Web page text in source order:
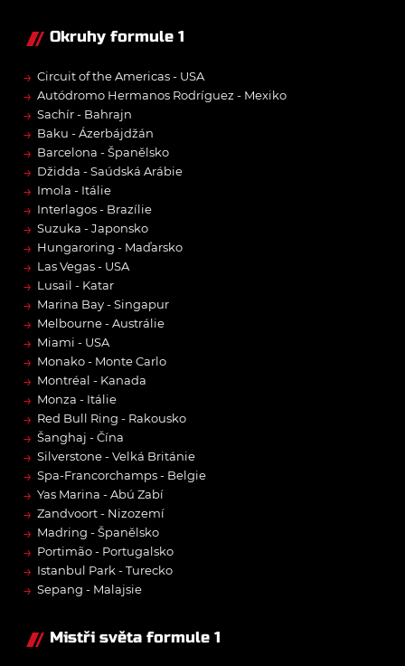
Okruhy formule 1
→ Circuit of the Americas - USA
→ Autódromo Hermanos Rodríguez - Mexiko
→ Sachír - Bahrajn
→ Baku - Ázerbájdžán
→ Barcelona - Španělsko
→ Džidda - Saúdská Arábie
→ Imola - Itálie
→ Interlagos - Brazílie
→ Suzuka - Japonsko
→ Hungaroring - Maďarsko
→ Las Vegas - USA
→ Lusail - Katar
→ Marina Bay - Singapur
→ Melbourne - Austrálie
→ Miami - USA
→ Monako - Monte Carlo
→ Montréal - Kanada
→ Monza - Itálie
→ Red Bull Ring - Rakousko
→ Šanghaj - Čína
→ Silverstone - Velká Británie
→ Spa-Francorchamps - Belgie
→ Yas Marina - Abú Zabí
→ Zandvoort - Nizozemí
→ Madring - Španělsko
→ Portimão - Portugalsko
→ Istanbul Park - Turecko
→ Sepang - Malajsie
Mistři světa formule 1